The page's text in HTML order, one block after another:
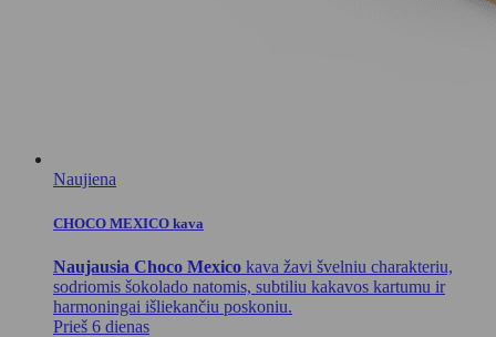
Naujiena
CHOCO MEXICO kava
Naujausia Choco Mexico kava žavi švelniu charakteriu,
sodriomis šokolado natomis, subtiliu kakavos kartumu ir
harmoningai išliekančiu poskoniu.
Prieš 6 dienas